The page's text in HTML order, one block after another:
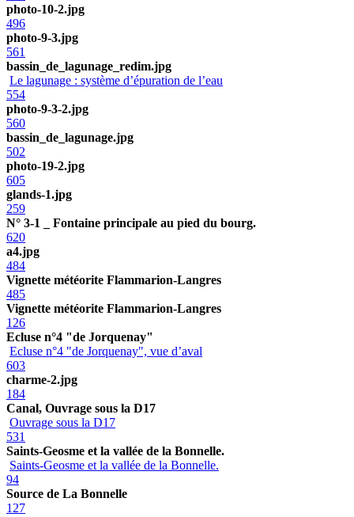
photo-10-2.jpg
496
photo-9-3.jpg
561
bassin_de_lagunage_redim.jpg
Le lagunage : système d’épuration de l’eau
554
photo-9-3-2.jpg
560
bassin_de_lagunage.jpg
502
photo-19-2.jpg
605
glands-1.jpg
259
N° 3-1 _ Fontaine principale au pied du bourg.
620
a4.jpg
484
Vignette météorite Flammarion-Langres
485
Vignette météorite Flammarion-Langres
126
Ecluse n°4 "de Jorquenay"
Ecluse n°4 "de Jorquenay", vue d’aval
603
charme-2.jpg
184
Canal, Ouvrage sous la D17
Ouvrage sous la D17
531
Saints-Geosme et la vallée de la Bonnelle.
Saints-Geosme et la vallée de la Bonnelle.
94
Source de La Bonnelle
127